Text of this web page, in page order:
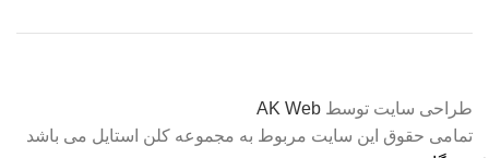
طراحی سایت توسط AK Web
تمامی حقوق این سایت مربوط به مجموعه کلن استایل می باشد